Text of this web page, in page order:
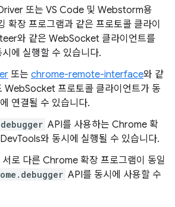
또는 VS Code 및 Webstorm용
확장 프로그램과 같은 프로토콜 클라이
와 같은 WebSocket 클라이언트를
에 실행할 수 있습니다.
또는 chrome-remote-interface와 같
WebSocket 프로토콜 클라이언트가 동
연결될 수 있습니다.
API를 사용하는 Chrome 확
와 동시에 실행될 수 있습니다.
서로 다른 Chrome 확장 프로그램이 동일
API를 동시에 사용할 수